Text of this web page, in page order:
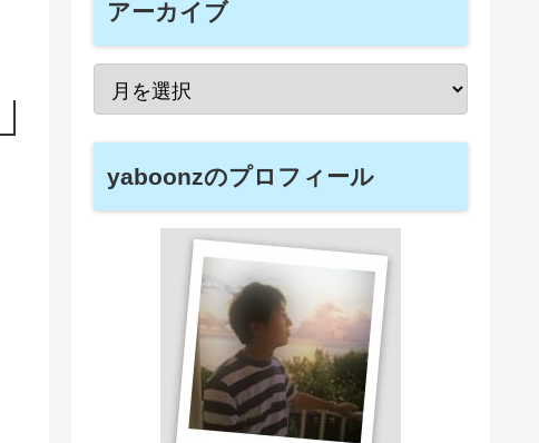
アーカイブ
yaboonzのプロフィール